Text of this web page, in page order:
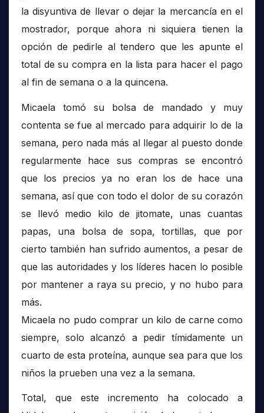
la disyuntiva de llevar o dejar la mercancía en el
mostrador, porque ahora ni siquiera tienen la
opción de pedirle al tendero que les apunte el
total de su compra en la lista para hacer el pago
al fin de semana o a la quincena.
Micaela tomó su bolsa de mandado y muy
contenta se fue al mercado para adquirir lo de la
semana, pero nada más al llegar al puesto donde
regularmente hace sus compras se encontró
que los precios ya no eran los de hace una
semana, así que con todo el dolor de su corazón
se llevó medio kilo de jitomate, unas cuantas
papas, una bolsa de sopa, tortillas, que por
cierto también han sufrido aumentos, a pesar de
que las autoridades y los líderes hacen lo posible
por mantener a raya su precio, y no hubo para
más.
Micaela no pudo comprar un kilo de carne como
siempre, solo alcanzó a pedir tímidamente un
cuarto de esta proteína, aunque sea para que los
niños la prueben una vez a la semana.
Total, que este incremento ha colocado a